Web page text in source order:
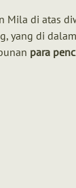
Mila di atas
yang di
para